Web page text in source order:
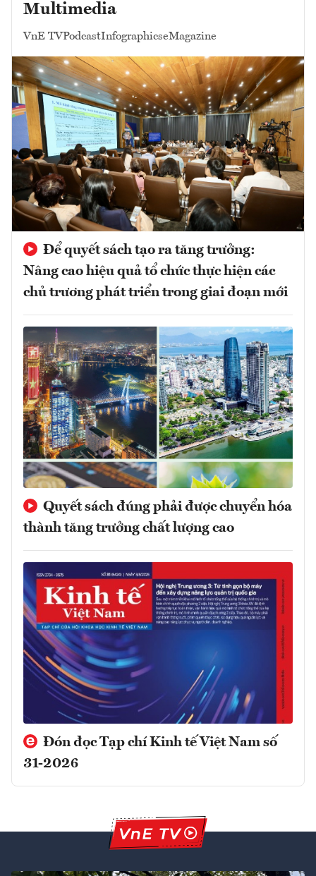
Multimedia
VnE TVPodcastInfographicseMagazine
Để quyết sách tạo ra tăng trưởng:
Nâng cao hiệu quả tổ chức thực hiện các
chủ trương phát triển trong giai đoạn mới
Quyết sách đúng phải được chuyển hóa
thành tăng trưởng chất lượng cao
Đón đọc Tạp chí Kinh tế Việt Nam số
31-2026